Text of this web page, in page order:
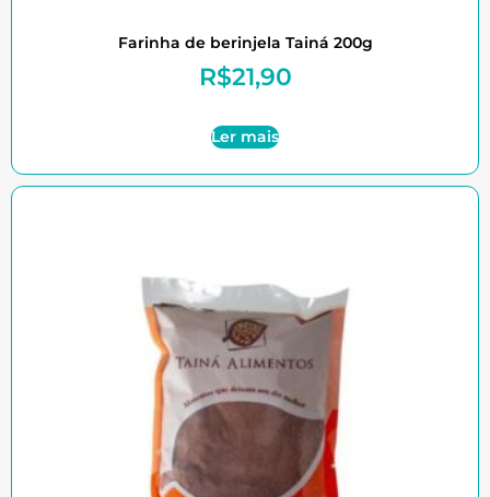
Farinha de berinjela Tainá 200g
R$21,90
Ler mais